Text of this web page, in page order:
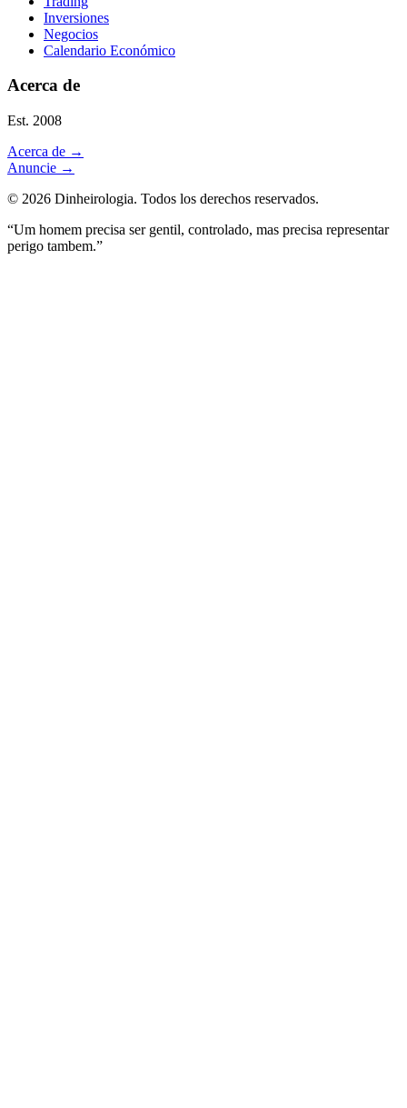
Inversiones
Negocios
Calendario Económico
Acerca de
Est. 2008
Acerca de →
Anuncie →
© 2026 Dinheirologia. Todos los derechos reservados.
“Um homem precisa ser gentil, controlado, mas precisa representar
perigo tambem.”